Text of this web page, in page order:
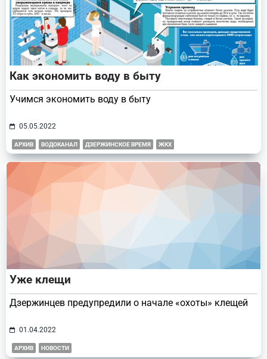
Как экономить воду в быту
Учимся экономить воду в быту
05.05.2022
АРХИВ ВОДОКАНАЛ ДЗЕРЖИНСКОЕ ВРЕМЯ ЖКХ
Уже клещи
Дзержинцев предупредили о начале «охоты» клещей
01.04.2022
АРХИВ НОВОСТИ